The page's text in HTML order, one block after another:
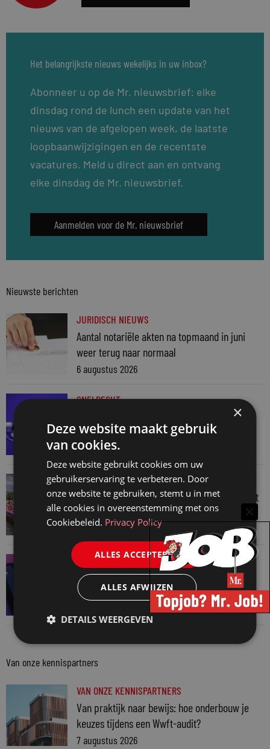
Het belangrijkste nieuws wekelijks in uw inbox?
Abonneer u op de Mr. nieuwsbrief: elke
dinsdag rond de lunch een update van het
nieuws van de afgelopen week, de laatste
loopbaanwijzigingen en de recentste
vacatures. Meld u direct aan en ontvang
elke dinsdag de Mr. nieuwsbrief.
Aanmelden voor de Mr. nieuwsbrief
Nieuwste berichten
JURIDISCH NIEUWS
Aantal notariële akten na topmaand in juni
weer terug naar normaal
6 augustus 2026
SNELRECHT
auteursrecht
4 augustus 2026
JURIDISCH NIEUWS
Regenboognetwerk van de Rechtspraak vaart
mee met botenparade Pride
3 augustus 2026
JURIDISCH NIEUWS
Verschoningsgerechtigde info gemaakt door
AI? Dan niet langer vertrouwelijk
Van onze kennispartners
VAN ONZE KENNISPARTNERS
Van praktijk naar bewijs: hoe onderbouw je
keuzes tijdens een Wwft-audit?
7 augustus 2026
×
Deze website maakt gebruik
van cookies.
Deze website gebruikt cookies om uw
gebruikerservaring te verbeteren. Door
onze website te gebruiken, stemt u in met
alle cookies in overeenstemming met ons
Cookiebeleid. Privacy Policy
ALLES ACCEPTEREN
ALLES AFWIJZEN
DETAILS WEERGEVEN